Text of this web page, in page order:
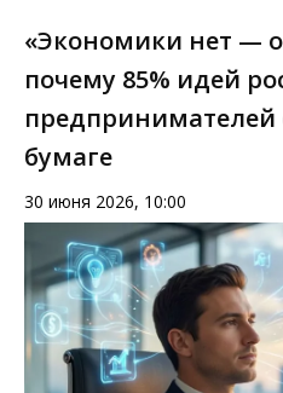
«Экономики нет —
почему 85% идей
предпринимателей
бумаге
30 июня 2026, 10:00